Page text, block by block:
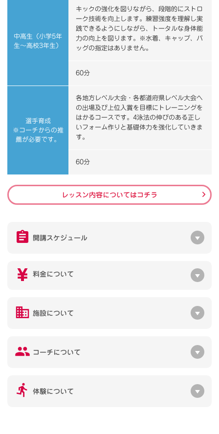
中高生（小学5年
生～高校3年生）
キックの強化を図りながら、段階的にストロ
ーク技術を向上します。練習強度を理解し実
践できるようにしながら、トータルな身体能
力の向上を図ります。※水着、キャップ、バ
ッグの指定はありません。
60分
選手育成
※コーチからの推
薦が必要です。
各地方レベル大会・各都道府県レベル大会へ
の出場及び上位入賞を目標にトレーニングを
はかるコースです。4泳法の伸びのある正し
いフォーム作りと基礎体力を強化していきま
す。
60分
レッスン内容についてはコチラ
開講スケジュール
料金について
施設について
コーチについて
体験について